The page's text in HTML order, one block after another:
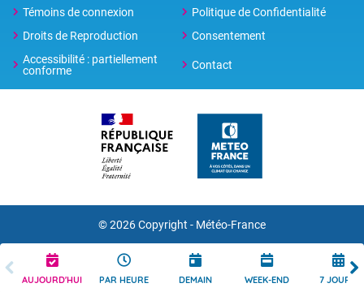
AUJOURD'HUI PAR HEURE DEMAIN WEEK-END 7 JOURS
Témoins de connexion
Politique de Confidentialité
Droits de Reproduction
Consentement
Accessibilité : partiellement
conforme
Contact
© 2026 Copyright - Météo-France